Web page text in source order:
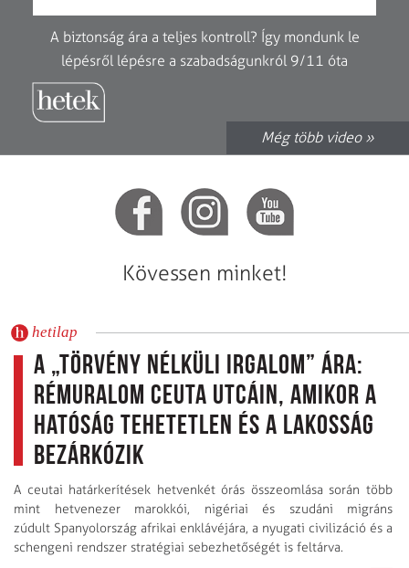
A biztonság ára a teljes kontroll? Így mondunk le
lépésről lépésre a szabadságunkról 9/11 óta
Még több video »
Kövessen minket!
hetilap
A „törvény nélküli irgalom” ára:
Rémuralom Ceuta utcáin, amikor a
hatóság tehetetlen és a lakosság
bezárkózik
A ceutai határkerítések hetvenkét órás összeomlása során több
mint hetvenezer marokkói, nigériai és szudáni migráns
zúdult Spanyolország afrikai enklávéjára, a nyugati civilizáció és a
schengeni rendszer stratégiai sebezhetőségét is feltárva.